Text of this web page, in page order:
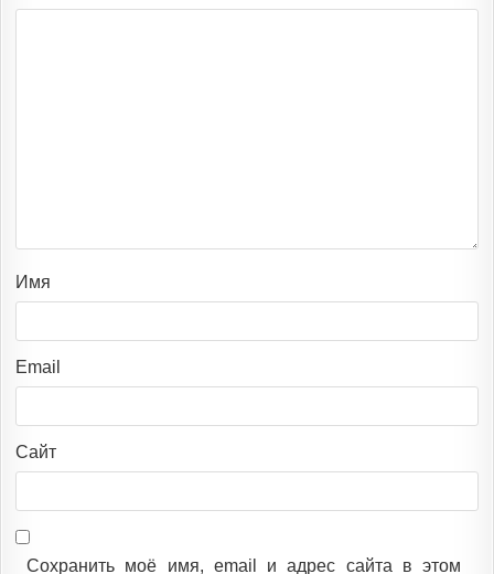
Имя
Email
Сайт
Сохранить моё имя, email и адрес сайта в этом